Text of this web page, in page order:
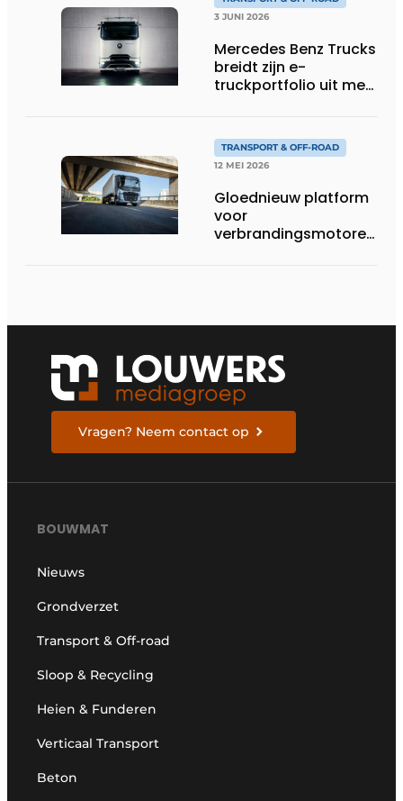
3 JUNI 2026
Mercedes Benz Trucks
breidt zijn e-
truckportfolio uit met
TRANSPORT & OFF-ROAD
12 MEI 2026
Gloednieuw platform
voor
verbrandingsmotoren
breed scala aan
brandstoffen
Vragen? Neem contact op
BOUWMAT
Nieuws
Grondverzet
Transport & Off-road
Sloop & Recycling
Heien & Funderen
Verticaal Transport
Beton